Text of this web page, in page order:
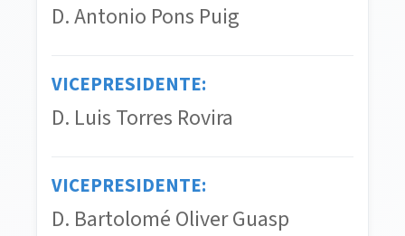
D. Antonio Pons Puig
VICEPRESIDENTE:
D. Luis Torres Rovira
VICEPRESIDENTE:
D. Bartolomé Oliver Guasp